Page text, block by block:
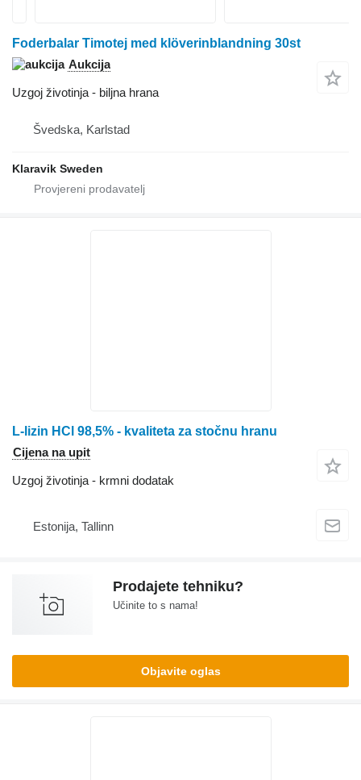
Foderbalar Timotej med klöverinblandning 30st
Aukcija
Uzgoj životinja - biljna hrana
Švedska, Karlstad
Klaravik Sweden
L-lizin HCl 98,5% - kvaliteta za stočnu hranu
Cijena na upit
Uzgoj životinja - krmni dodatak
Estonija, Tallinn
Prodajete tehniku?
Učinite to s nama!
Objavite oglas